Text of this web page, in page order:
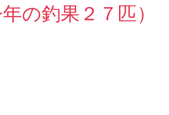
年の釣果２７匹）